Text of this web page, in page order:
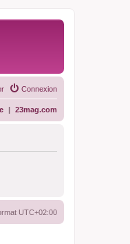
Connexion
23mag.com
|
UTC+02:00